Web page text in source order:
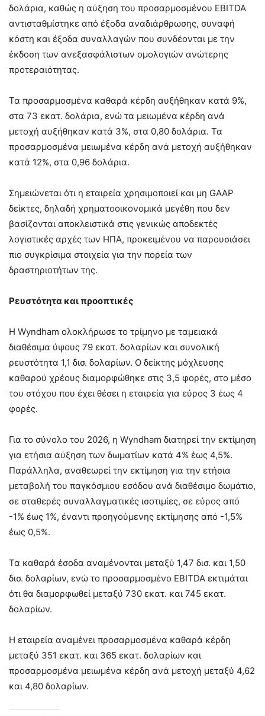
δολάρια, καθώς η αύξηση του προσαρμοσμένου EBITDA
αντισταθμίστηκε από έξοδα αναδιάρθρωσης, συναφή
κόστη και έξοδα συναλλαγών που συνδέονται με την
έκδοση των ανεξασφάλιστων ομολογιών ανώτερης
προτεραιότητας.
Τα προσαρμοσμένα καθαρά κέρδη αυξήθηκαν κατά 9%,
στα 73 εκατ. δολάρια, ενώ τα μειωμένα κέρδη ανά
μετοχή αυξήθηκαν κατά 3%, στα 0,80 δολάρια. Τα
προσαρμοσμένα μειωμένα κέρδη ανά μετοχή αυξήθηκαν
κατά 12%, στα 0,96 δολάρια.
Σημειώνεται ότι η εταιρεία χρησιμοποιεί και μη GAAP
δείκτες, δηλαδή χρηματοοικονομικά μεγέθη που δεν
βασίζονται αποκλειστικά στις γενικώς αποδεκτές
λογιστικές αρχές των ΗΠΑ, προκειμένου να παρουσιάσει
πιο συγκρίσιμα στοιχεία για την πορεία των
δραστηριοτήτων της.
Ρευστότητα και προοπτικές
Η Wyndham ολοκλήρωσε το τρίμηνο με ταμειακά
διαθέσιμα ύψους 79 εκατ. δολαρίων και συνολική
ρευστότητα 1,1 δισ. δολαρίων. Ο δείκτης μόχλευσης
καθαρού χρέους διαμορφώθηκε στις 3,5 φορές, στο μέσο
του στόχου που έχει θέσει η εταιρεία για εύρος 3 έως 4
φορές.
Για το σύνολο του 2026, η Wyndham διατηρεί την εκτίμηση
για ετήσια αύξηση των δωματίων κατά 4% έως 4,5%.
Παράλληλα, αναθεωρεί την εκτίμηση για την ετήσια
μεταβολή του παγκόσμιου εσόδου ανά διαθέσιμο δωμάτιο,
σε σταθερές συναλλαγματικές ισοτιμίες, σε εύρος από
-1% έως 1%, έναντι προηγούμενης εκτίμησης από -1,5%
έως 0,5%.
Τα καθαρά έσοδα αναμένονται μεταξύ 1,47 δισ. και 1,50
δισ. δολαρίων, ενώ το προσαρμοσμένο EBITDA εκτιμάται
ότι θα διαμορφωθεί μεταξύ 730 εκατ. και 745 εκατ.
δολαρίων.
Η εταιρεία αναμένει προσαρμοσμένα καθαρά κέρδη
μεταξύ 351 εκατ. και 365 εκατ. δολαρίων και
προσαρμοσμένα μειωμένα κέρδη ανά μετοχή μεταξύ 4,62
και 4,80 δολαρίων.